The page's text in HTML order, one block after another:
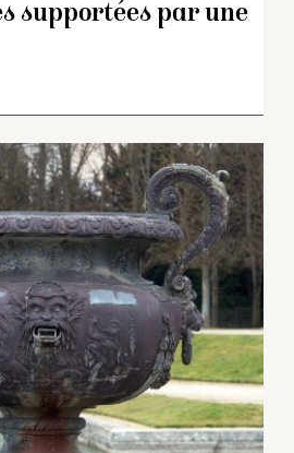
supportées par une